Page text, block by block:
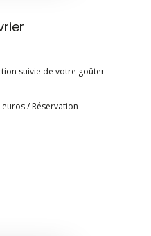
suivie de votre goûter
/ Réservation